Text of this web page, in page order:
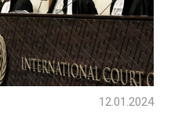
12.01.2024